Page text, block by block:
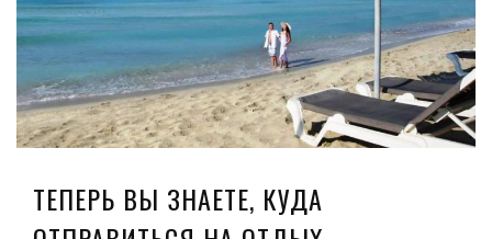
ТЕПЕРЬ ВЫ ЗНАЕТЕ, КУДА